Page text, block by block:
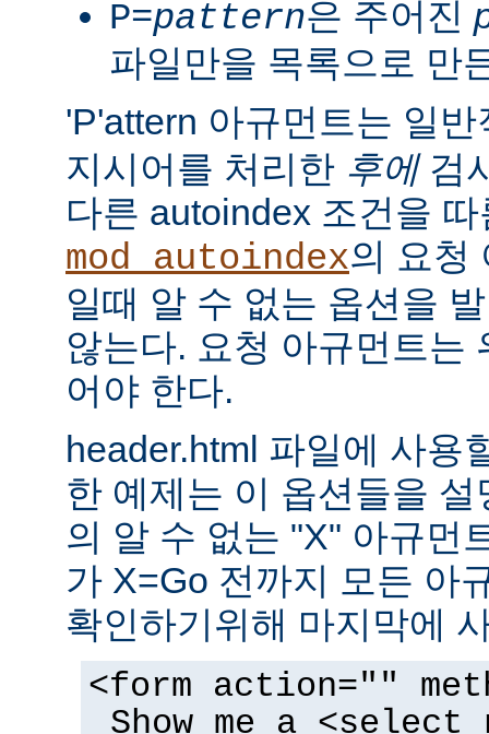
P=pattern은 주어진
파일만을 목록으로 만
'P'attern 아규먼트는 일
지시어를 처리한 후에검
다른 autoindex 조건을
mod_autoindex의 요청
일때 알 수 없는 옵션을
않는다. 요청 아규먼트는
어야 한다.
header.html 파일에 사용
한 예제는 이 옵션들을
의 알 수 없는 "X" 아규먼
가 X=Go 전까지 모든 아
확인하기위해 마지막에
<form action=""
Show me a <select